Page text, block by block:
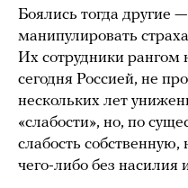
Боялись тогда другие
манипулировать
Их сотрудники
сегодня Россией, не
нескольких лет
«слабости», но, по
слабость
чего-либо без насилия